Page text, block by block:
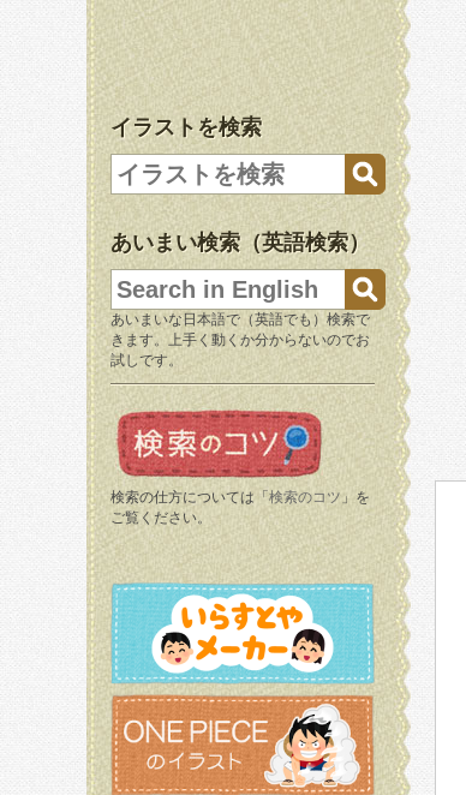
イラストを検索
あいまい検索（英語検索）
あいまいな日本語で（英語でも）検索で
きます。上手く動くか分からないのでお
試しです。
検索の仕方については「 検索のコツ 」を
ご覧ください。